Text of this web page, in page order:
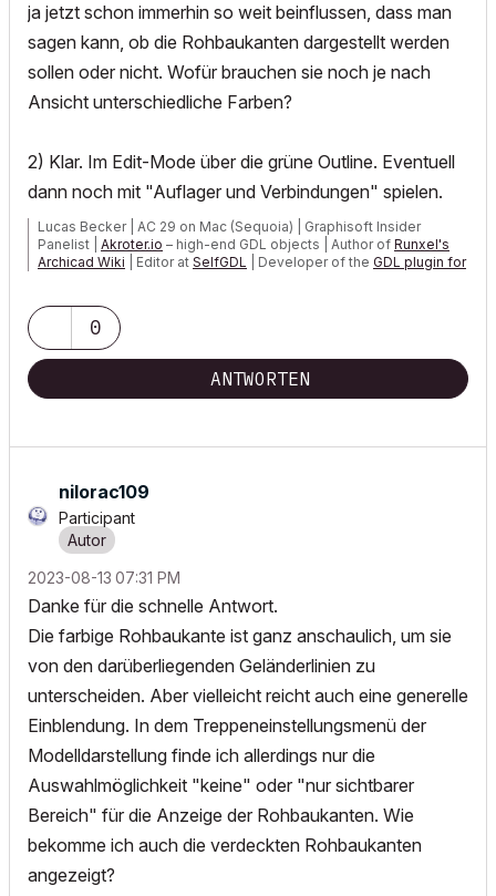
ja jetzt schon immerhin so weit beinflussen, dass man
sagen kann, ob die Rohbaukanten dargestellt werden
sollen oder nicht. Wofür brauchen sie noch je nach
Ansicht unterschiedliche Farben?
2) Klar. Im Edit-Mode über die grüne Outline. Eventuell
dann noch mit "Auflager und Verbindungen" spielen.
Lucas Becker | AC 29 on Mac (Sequoia) | Graphisoft Insider
Panelist | Akroter.io – high-end GDL objects | Author of Runxel's
Archicad Wiki | Editor at SelfGDL | Developer of the GDL plugin for
My List of AC shortcomings & bugs
Mention AI Again
POSIWID – The Purpose Of a System Is What It Does ///
«Furthermore, I consider that Carth...yearly releases
destroyed»
0
ANTWORTEN
nilorac109
Participant
‎2023-08-13 07:31 PM
Danke für die schnelle Antwort.
Die farbige Rohbaukante ist ganz anschaulich, um sie
von den darüberliegenden Geländerlinien zu
unterscheiden. Aber vielleicht reicht auch eine generelle
Einblendung. In dem Treppeneinstellungsmenü der
Modelldarstellung finde ich allerdings nur die
Auswahlmöglichkeit "keine" oder "nur sichtbarer
Bereich" für die Anzeige der Rohbaukanten. Wie
bekomme ich auch die verdeckten Rohbaukanten
angezeigt?